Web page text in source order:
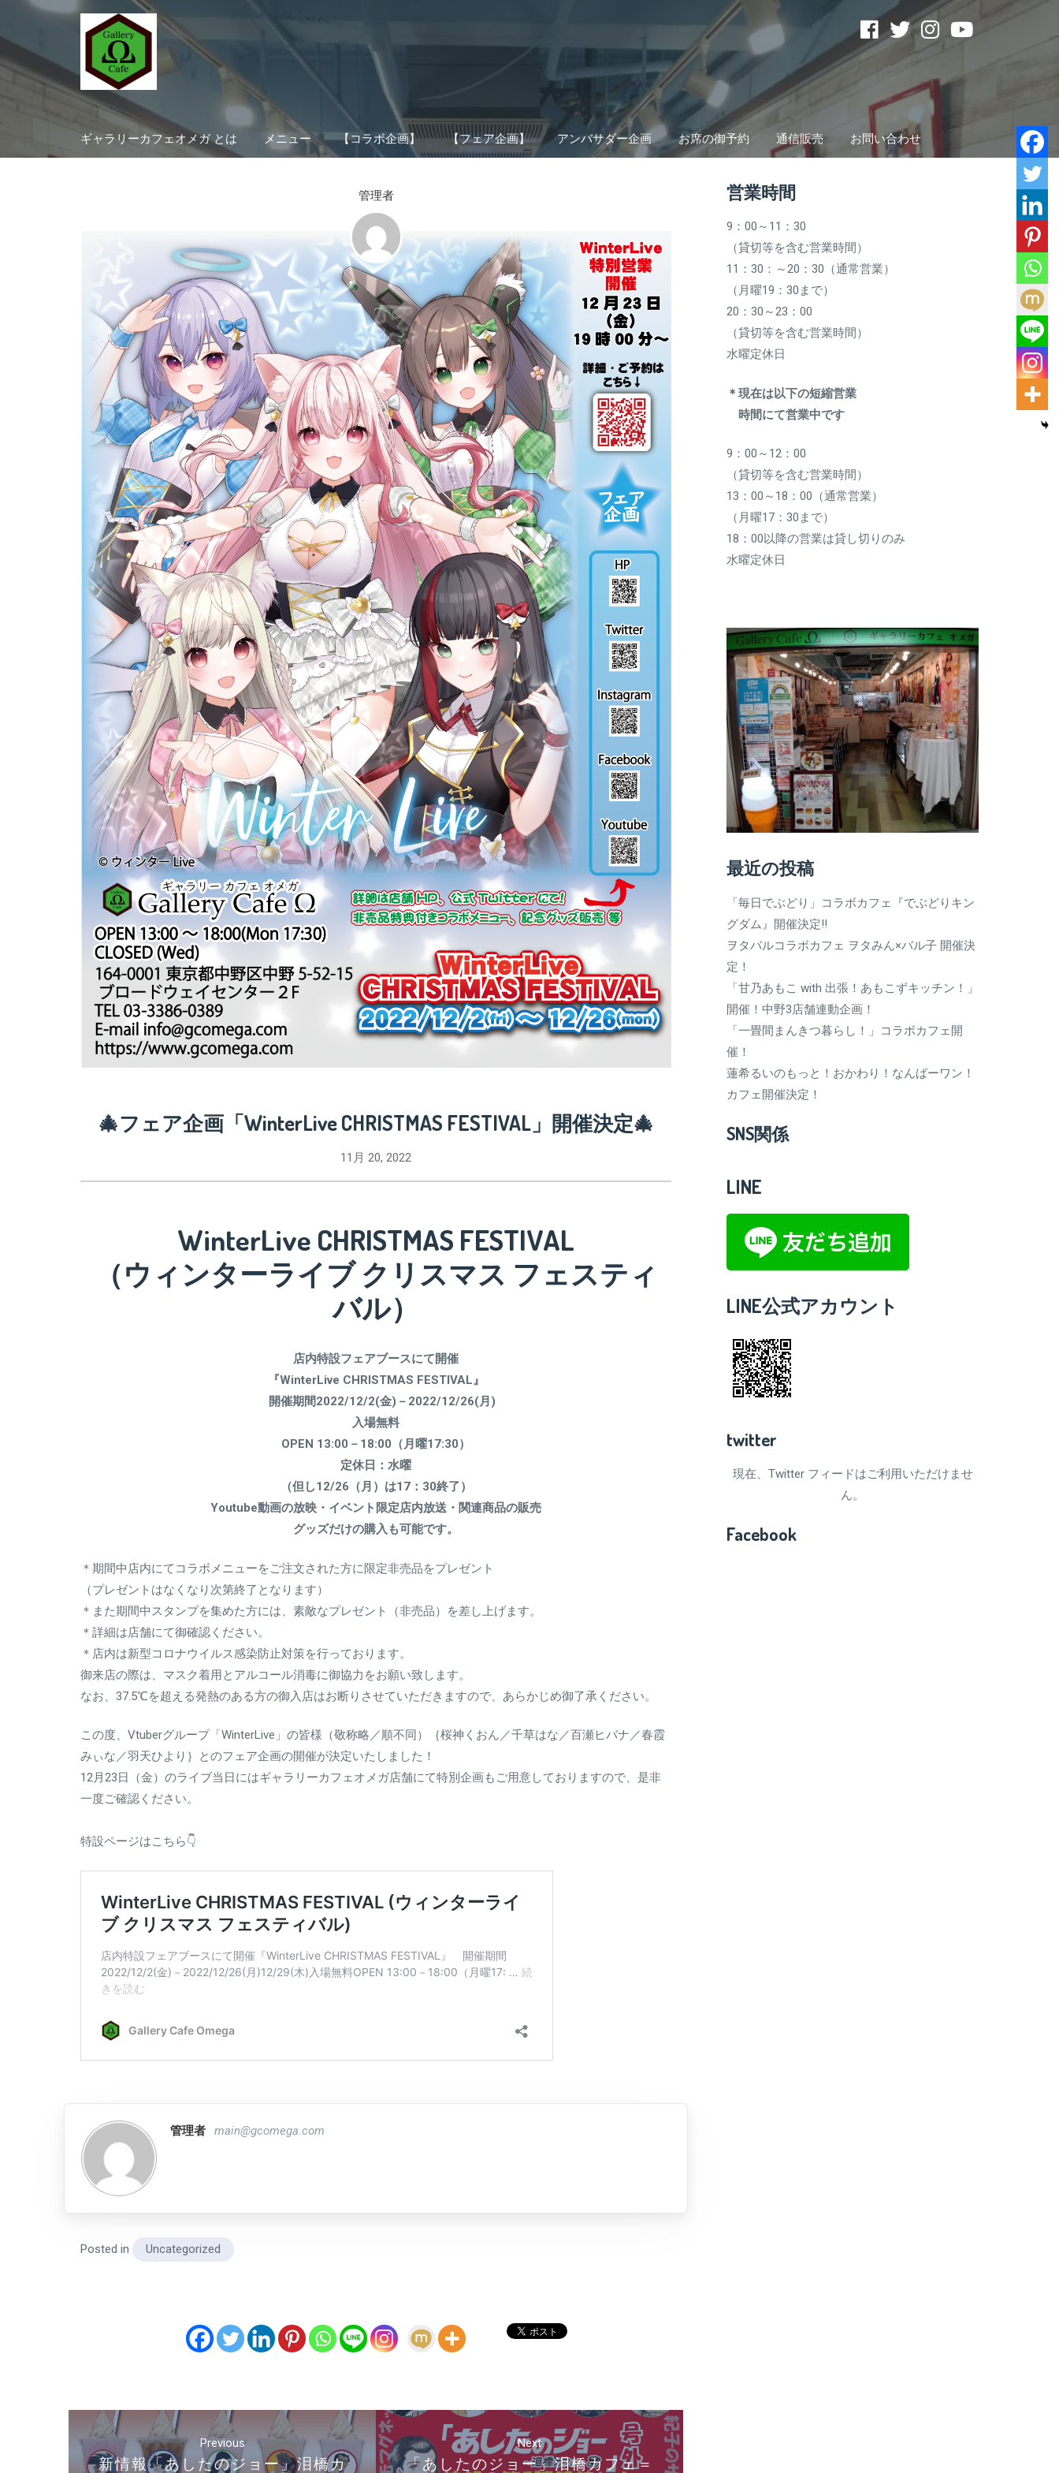
content
ギャラリーカフェオメガ とは メニュー 【コラボ企画】 【フェア企画】 アンバサダー企画 お席の御予約 通信販売 お問い合わせ
管理者
🎄フェア企画「WinterLive CHRISTMAS FESTIVAL」開催決定🎄
11月 20, 2022
WinterLive CHRISTMAS FESTIVAL
（ウィンターライブ クリスマス フェスティ
バル）
店内特設フェアブースにて開催
『WinterLive CHRISTMAS FESTIVAL』
開催期間2022/12/2(金)－2022/12/26(月)
入場無料
OPEN 13:00－18:00（月曜17:30）
定休日：水曜
（但し12/26（月）は17：30終了）
Youtube動画の放映・イベント限定店内放送・関連商品の販売
グッズだけの購入も可能です。
＊期間中店内にてコラボメニューをご注文された方に限定非売品をプレゼント
（プレゼントはなくなり次第終了となります）
＊また期間中スタンプを集めた方には、素敵なプレゼント（非売品）を差し上げます。
＊詳細は店舗にて御確認ください。
＊店内は新型コロナウイルス感染防止対策を行っております。
御来店の際は、マスク着用とアルコール消毒に御協力をお願い致します。
なお、37.5℃を超える発熱のある方の御入店はお断りさせていただきますので、あらかじめ御了承ください。
この度、Vtuberグループ「WinterLive」の皆様（敬称略／順不同）｛桜神くおん／千草はな／百瀬ヒバナ／春霞
みぃな／羽天ひより｝とのフェア企画の開催が決定いたしました！
12月23日（金）のライブ当日にはギャラリーカフェオメガ店舗にて特別企画もご用意しておりますので、是非
一度ご確認ください。
特設ページはこちら👇
管理者 main@gcomega.com
Posted in Uncategorized
稿
ナ
Previous
新情報「あしたのジョー」泪橋カ
Next
「あしたのジョー」泪橋カフェ＝
営業時間
9：00～11：30
（貸切等を含む営業時間）
11：30：～20：30（通常営業）
（月曜19：30まで）
20：30～23：00
（貸切等を含む営業時間）
水曜定休日
＊現在は以下の短縮営業
時間にて営業中です
9：00～12：00
（貸切等を含む営業時間）
13：00～18：00（通常営業）
（月曜17：30まで）
18：00以降の営業は貸し切りのみ
水曜定休日
最近の投稿
「毎日でぶどり」コラボカフェ『でぶどりキン
グダム』開催決定‼
ヲタバルコラボカフェ ヲタみん×バル子 開催決
定！
「甘乃あもこ with 出張！あもこずキッチン！」
開催！中野3店舗連動企画！
「一畳間まんきつ暮らし！」コラボカフェ開
催！
蓮希るいのもっと！おかわり！なんばーワン！
カフェ開催決定！
SNS関係
LINE
LINE公式アカウント
twitter
現在、Twitter フィードはご利用いただけませ
ん。
Facebook